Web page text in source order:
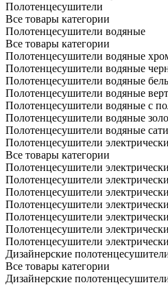
Полотенцесушители
Все товары категории
Полотенцесушители водяные
Все товары категории
Полотенцесушители водяные
Полотенцесушители водяные
Полотенцесушители водяные
Полотенцесушители водяные
Полотенцесушители водяные с
Полотенцесушители водяные
Полотенцесушители водяные
Полотенцесушители
Все товары категории
Полотенцесушители
Полотенцесушители
Полотенцесушители
Полотенцесушители
Полотенцесушители
Полотенцесушители
Полотенцесушители
Дизайнерские
Все товары категории
Дизайнерские